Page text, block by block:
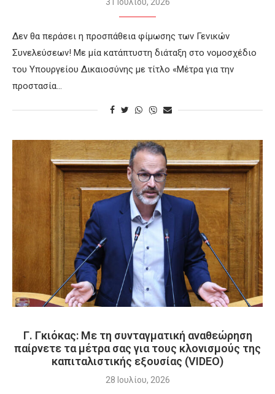
Δεν θα περάσει η προσπάθεια φίμωσης των Γενικών
Συνελεύσεων! Με μία κατάπτυστη διάταξη στο νομοσχέδιο
του Υπουργείου Δικαιοσύνης με τίτλο «Μέτρα για την
προστασία…
Γ. Γκιόκας: Με τη συνταγματική αναθεώρηση
παίρνετε τα μέτρα σας για τους κλονισμούς της
καπιταλιστικής εξουσίας (VIDEO)
28 Ιουλίου, 2026